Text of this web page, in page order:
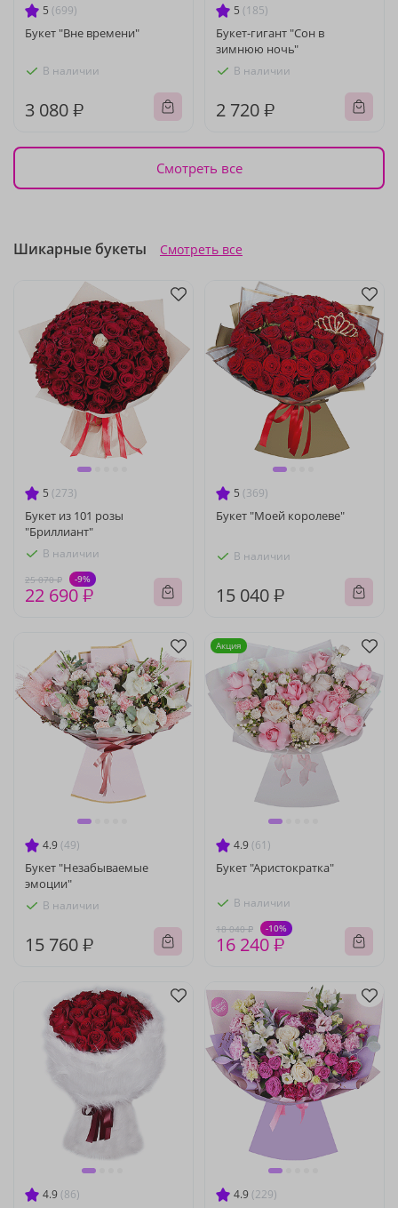
5 (699)
Букет "Вне времени"
В наличии
3 080 ₽
5 (185)
Букет-гигант "Сон в
зимнюю ночь"
В наличии
2 720 ₽
Смотреть все
Шикарные букеты Смотреть все
5 (273)
Букет из 101 розы
"Бриллиант"
В наличии
25 070 ₽ -9%
22 690 ₽
5 (369)
Букет "Моей королеве"
В наличии
15 040 ₽
4.9 (49)
Букет "Незабываемые
эмоции"
В наличии
15 760 ₽
4.9 (61)
Букет "Аристократка"
В наличии
18 040 ₽ -10%
16 240 ₽
Акция
4.9 (86) 4.9 (229)